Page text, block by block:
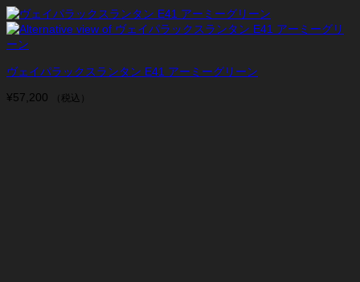
ヴェイパラックスランタン E41 アーミーグリーン
¥57,200 （税込）